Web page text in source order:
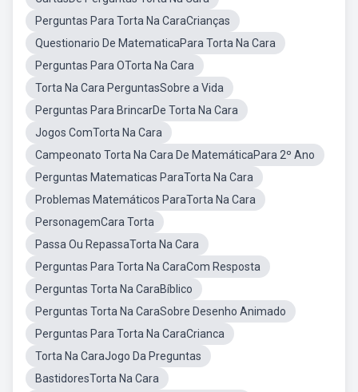
Perguntas Para Torta Na CaraCrianças
Questionario De MatematicaPara Torta Na Cara
Perguntas Para OTorta Na Cara
Torta Na Cara PerguntasSobre a Vida
Perguntas Para BrincarDe Torta Na Cara
Jogos ComTorta Na Cara
Campeonato Torta Na Cara De MatemáticaPara 2º Ano
Perguntas Matematicas ParaTorta Na Cara
Problemas Matemáticos ParaTorta Na Cara
PersonagemCara Torta
Passa Ou RepassaTorta Na Cara
Perguntas Para Torta Na CaraCom Resposta
Perguntas Torta Na CaraBíblico
Perguntas Torta Na CaraSobre Desenho Animado
Perguntas Para Torta Na CaraCrianca
Torta Na CaraJogo Da Preguntas
BastidoresTorta Na Cara